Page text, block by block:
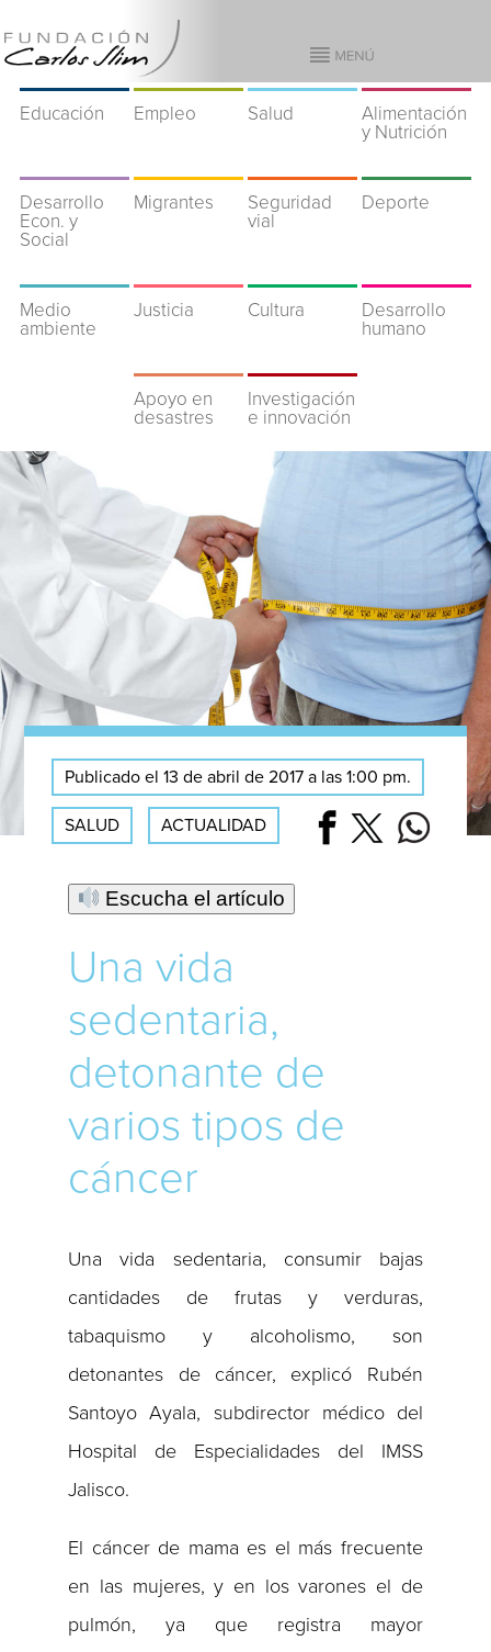
Educación Empleo Salud
Alimentación
y Nutrición
Desarrollo
Econ. y
Social
Migrantes
Seguridad
vial
Deporte
Medio
ambiente
Justicia Cultura
Desarrollo
humano
Apoyo en
desastres
Investigación
e innovación
Publicado el 13 de abril de 2017 a las 1:00 pm.
SALUD ACTUALIDAD
Escucha el artículo
Una vida
sedentaria,
detonante de
varios tipos de
cáncer
Una vida sedentaria, consumir bajas
cantidades de frutas y verduras,
tabaquismo y alcoholismo, son
detonantes de cáncer, explicó Rubén
Santoyo Ayala, subdirector médico del
Hospital de Especialidades del IMSS
Jalisco.
El cáncer de mama es el más frecuente
en las mujeres, y en los varones el de
pulmón, ya que registra mayor